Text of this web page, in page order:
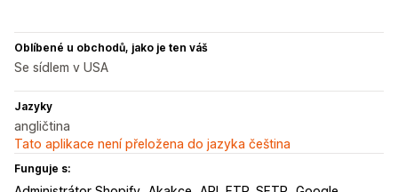
Oblíbené u obchodů, jako je ten váš
Se sídlem v USA
Jazyky
angličtina
Tato aplikace není přeložena do jazyka čeština
Funguje s: